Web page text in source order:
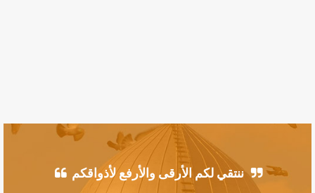
ننتقي لكم الأرقى والأرفع لأذواقكم